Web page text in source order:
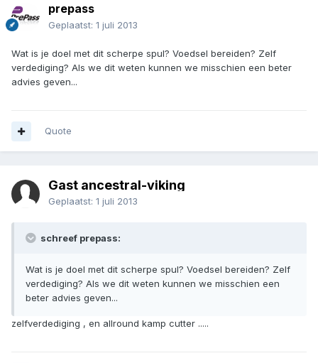
prepass
Geplaatst: 1 juli 2013
Wat is je doel met dit scherpe spul? Voedsel bereiden? Zelf
verdediging? Als we dit weten kunnen we misschien een beter
advies geven...
Quote
Gast ancestral-viking
Geplaatst: 1 juli 2013
schreef prepass:
Wat is je doel met dit scherpe spul? Voedsel bereiden? Zelf
verdediging? Als we dit weten kunnen we misschien een
beter advies geven...
zelfverdediging , en allround kamp cutter .....